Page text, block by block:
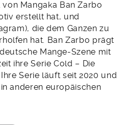
Mangaka Ban Zarbo
erstellt hat, und
die dem Ganzen zu
hat. Ban Zarbo prägt
Mange-Szene mit
ihre Serie Cold – Die
Serie läuft seit 2020 und
anderen europäischen